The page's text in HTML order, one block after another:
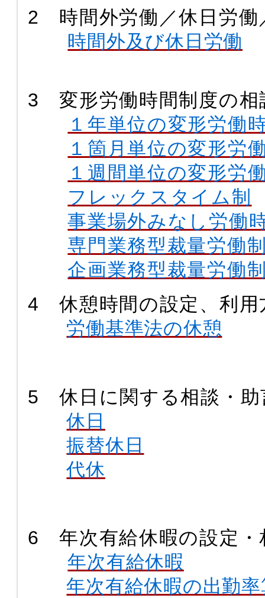
2 時間外労働／休日労働
時間外及び休日労働
3 変形労働時間制度の相
１年単位の変形労働
１箇月単位の変形労
１週間単位の変形労
フレックスタイム制
事業場外みなし労働
専門業務型裁量労働
企画業務型裁量労働
4 休憩時間の設定、利用
労働基準法の休憩
5 休日に関する相談・助
休日
振替休日
代休
6 年次有給休暇の設定・
年次有給休暇
年次有給休暇の出勤